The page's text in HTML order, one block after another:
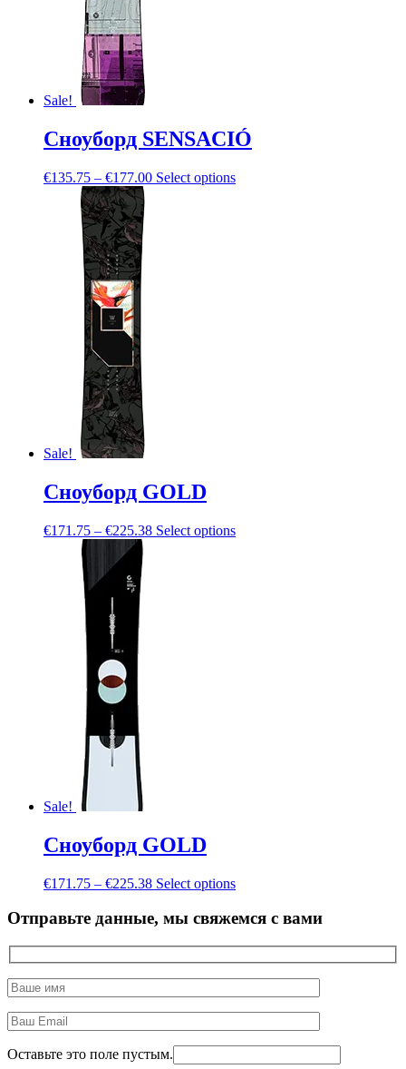
Sale!
Сноуборд SENSACIÓ
€135.75 – €177.00 Select options
Sale!
Сноуборд GOLD
€171.75 – €225.38 Select options
Sale!
Сноуборд GOLD
€171.75 – €225.38 Select options
Отправьте данные, мы свяжемся с вами
Оставьте это поле пустым.